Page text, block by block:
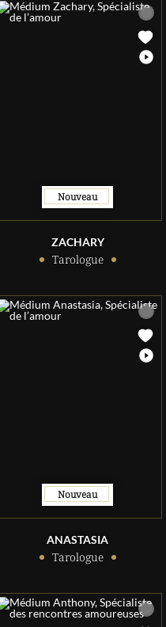
Nouveau
ZACHARY
Tarologue
Nouveau
ANASTASIA
Tarologue